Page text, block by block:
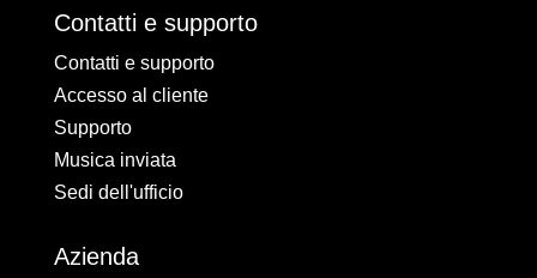
Contatti e supporto
Contatti e supporto
Accesso al cliente
Supporto
Musica inviata
Sedi dell'ufficio
Azienda